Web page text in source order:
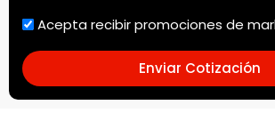
Acepta recibir promociones de
Enviar Cotización